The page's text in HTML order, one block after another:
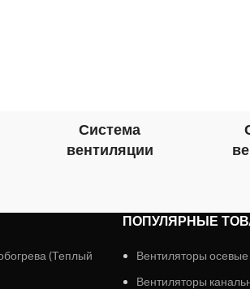
Система
вентиляции
(Теплый
ПОПУЛЯРНЫЕ
Вентиляторы осевые
Вентиляторы